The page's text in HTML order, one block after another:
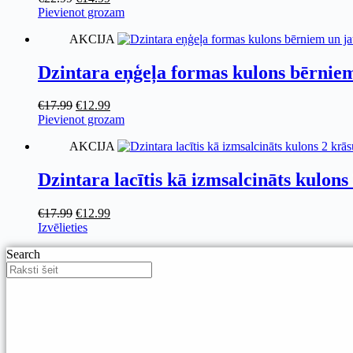
be
chosen
on
product
price
€22.99.
price
€14.99.
Pievienot grozam
AKCIJA
Dzintara eņģeļa formas kulons
€17.99 Original
price
€17.99.
€12.99Current
price
€12.99.
Pievienot grozam
AKCIJA
Dzintara lacītis kā izmsalcināts
€17.99 Original
price
was:
€12.99Current
is:
IzvēlietiesThis
product
Search